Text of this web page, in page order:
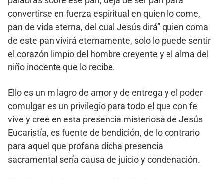
convertirse en fuerza espiritual en quien lo come,
pan de vida eterna, del cual Jesús dirá” quien coma
de este pan vivirá eternamente, solo lo puede sentir
el corazón limpio del hombre creyente y el alma del
niño inocente que lo recibe.
Ello es un milagro de amor y de entrega y el poder
comulgar es un privilegio para todo el que con fe
vive y cree en esta presencia misteriosa de Jesús
Eucaristía, es fuente de bendición, de lo contrario
para aquel que profana dicha presencia
sacramental sería causa de juicio y condenación.